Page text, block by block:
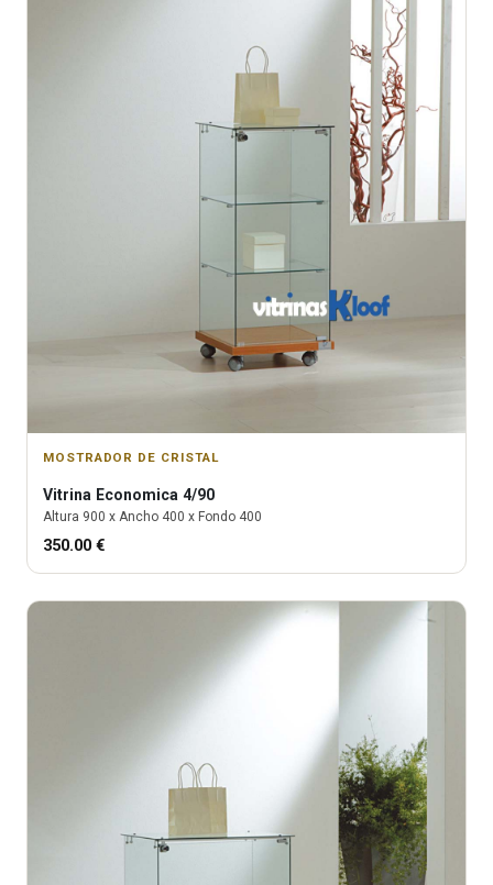
MOSTRADOR DE CRISTAL
Vitrina Economica 4/90
Altura 900 x Ancho 400 x Fondo 400
350.00 €